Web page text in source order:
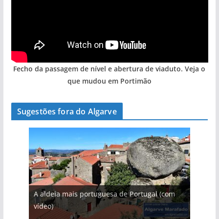
Fecho da passagem de nível e abertura de viaduto. Veja o
que mudou em Portimão
Sugestões fora do Algarve
A aldeia mais portuguesa de Portugal (com
vídeo)
A piscina natural com cascata
As portas do rio Tejo (com vídeo)